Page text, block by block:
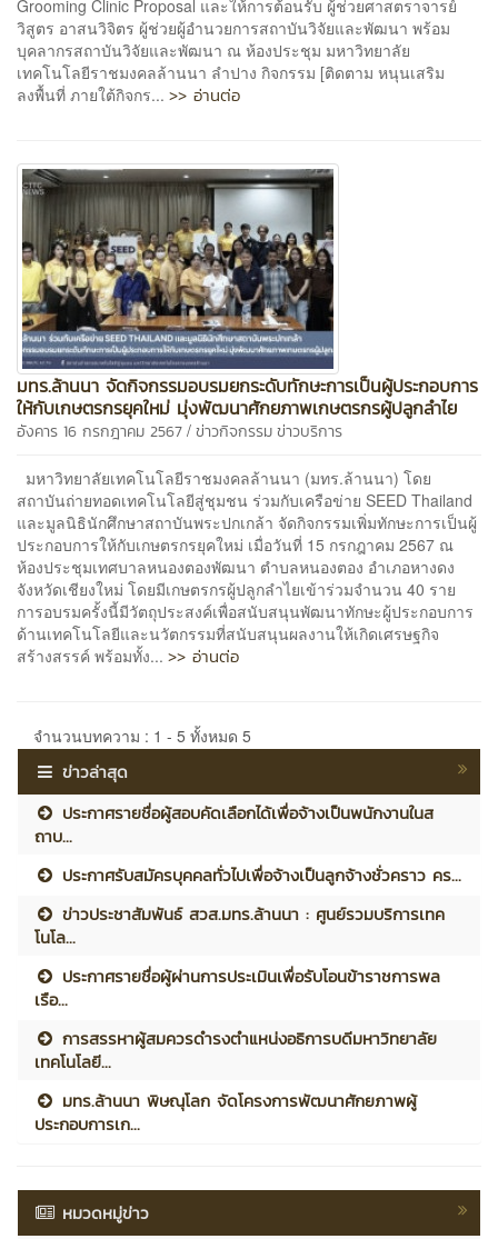
Grooming Clinic Proposal และให้การต้อนรับ ผู้ช่วยศาสตราจารย์
วิสูตร อาสนวิจิตร ผู้ช่วยผู้อำนวยการสถาบันวิจัยและพัฒนา พร้อม
บุคลากรสถาบันวิจัยและพัฒนา ณ ห้องประชุม มหาวิทยาลัย
เทคโนโลยีราชมงคลล้านนา ลำปาง กิจกรรม [ติดตาม หนุนเสริม
ลงพื้นที่ ภายใต้กิจกร... >> อ่านต่อ
มทร.ล้านนา จัดกิจกรรมอบรมยกระดับทักษะการเป็นผู้ประกอบการ
ให้กับเกษตรกรยุคใหม่ มุ่งพัฒนาศักยภาพเกษตรกรผู้ปลูกลำไย
อังคาร 16 กรกฎาคม 2567 / ข่าวกิจกรรมข่าวบริการ
มหาวิทยาลัยเทคโนโลยีราชมงคลล้านนา (มทร.ล้านนา) โดย
สถาบันถ่ายทอดเทคโนโลยีสู่ชุมชน ร่วมกับเครือข่าย SEED Thailand
และมูลนิธินักศึกษาสถาบันพระปกเกล้า จัดกิจกรรมเพิ่มทักษะการเป็นผู้
ประกอบการให้กับเกษตรกรยุคใหม่ เมื่อวันที่ 15 กรกฎาคม 2567 ณ
ห้องประชุมเทศบาลหนองตองพัฒนา ตำบลหนองตอง อำเภอหางดง
จังหวัดเชียงใหม่ โดยมีเกษตรกรผู้ปลูกลำไยเข้าร่วมจำนวน 40 ราย
การอบรมครั้งนี้มีวัตถุประสงค์เพื่อสนับสนุนพัฒนาทักษะผู้ประกอบการ
ด้านเทคโนโลยีและนวัตกรรมที่สนับสนุนผลงานให้เกิดเศรษฐกิจ
สร้างสรรค์ พร้อมทั้ง... >> อ่านต่อ
จำนวนบทความ : 1 - 5 ทั้งหมด 5
ข่าวล่าสุด
ประกาศรายชื่อผู้สอบคัดเลือกได้เพื่อจ้างเป็นพนักงานในส
ถาบ...
ประกาศรับสมัครบุคคลทั่วไปเพื่อจ้างเป็นลูกจ้างชั่วคราว คร...
ข่าวประชาสัมพันธ์ สวส.มทร.ล้านนา : ศูนย์รวมบริการเทค
โนโล...
ประกาศรายชื่อผู้ผ่านการประเมินเพื่อรับโอนข้าราชการพล
เรือ...
การสรรหาผู้สมควรดำรงตำแหน่งอธิการบดีมหาวิทยาลัย
เทคโนโลยี...
มทร.ล้านนา พิษณุโลก จัดโครงการพัฒนาศักยภาพผู้
ประกอบการเก...
หมวดหมู่ข่าว